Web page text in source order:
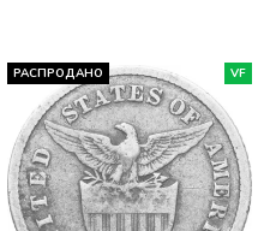
РАСПРОДАНО VF